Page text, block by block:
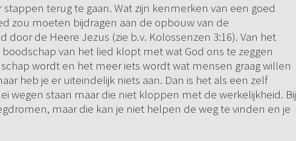
terug te gaan. Wat zijn kenmerken van een goed
zou moeten bijdragen aan de opbouw van de
door de Heere Jezus (zie b.v. Kolossenzen 3:16). Van het
van het lied klopt met wat God ons te zeggen
wordt en het meer iets wordt wat mensen graag willen
heb je er uiteindelijk niets aan. Dan is het als een zelf
wegen staan maar die niet kloppen met de werkelijkheid. Bij
maar die kan je niet helpen de weg te vinden en je